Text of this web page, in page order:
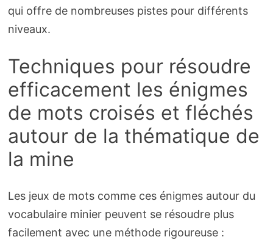
qui offre de nombreuses pistes pour différents
niveaux.
Techniques pour résoudre
efficacement les énigmes
de mots croisés et fléchés
autour de la thématique de
la mine
Les jeux de mots comme ces énigmes autour du
vocabulaire minier peuvent se résoudre plus
facilement avec une méthode rigoureuse :